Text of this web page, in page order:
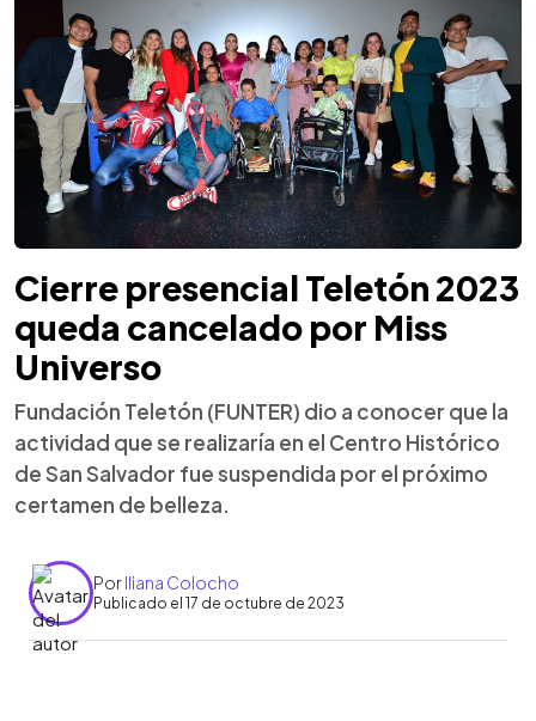
Cierre presencial Teletón 2023
queda cancelado por Miss
Universo
Fundación Teletón (FUNTER) dio a conocer que la
actividad que se realizaría en el Centro Histórico
de San Salvador fue suspendida por el próximo
certamen de belleza.
PorIliana Colocho
Publicado el 17 de octubre de 2023